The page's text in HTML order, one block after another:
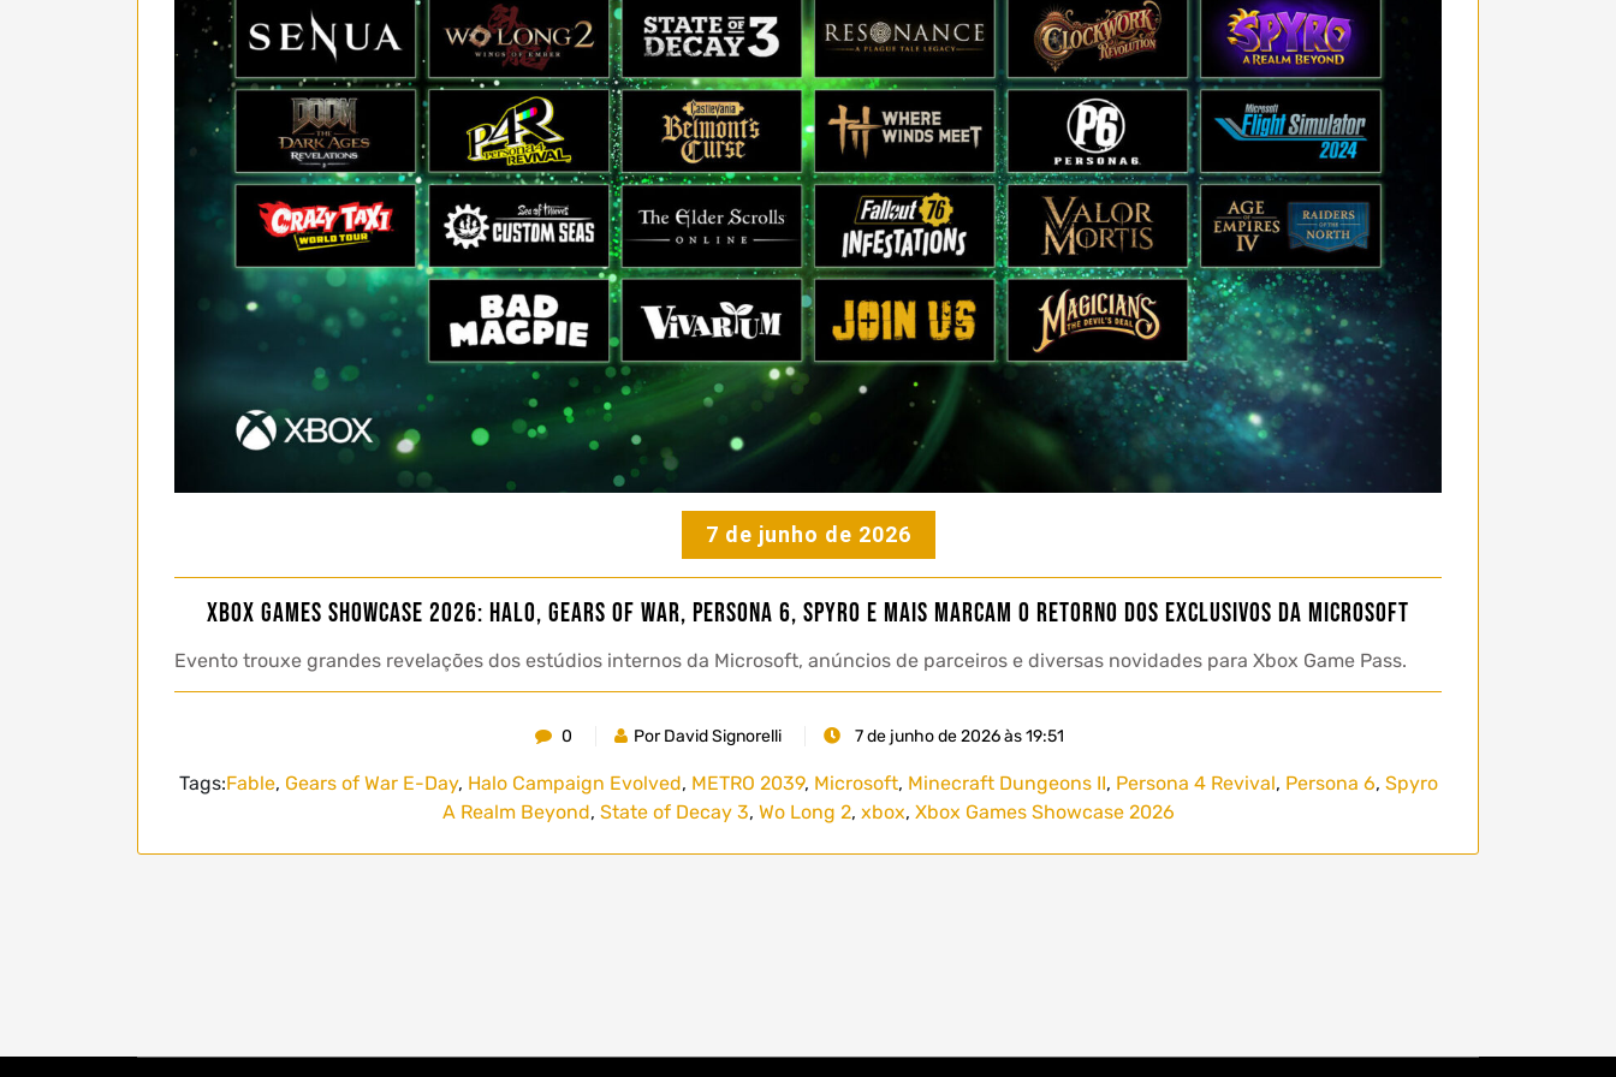
7 de junho de 2026
Xbox Games Showcase 2026: Halo, Gears of War, Persona 6, Spyro e mais marcam o retorno dos exclusivos da Microsoft
Evento trouxe grandes revelações dos estúdios internos da Microsoft, anúncios de parceiros e diversas novidades para Xbox Game Pass.
0 Por David Signorelli 7 de junho de 2026 às 19:51
Tags:Fable, Gears of War E-Day, Halo Campaign Evolved, METRO 2039, Microsoft, Minecraft Dungeons II, Persona 4 Revival, Persona 6, Spyro
A Realm Beyond, State of Decay 3, Wo Long 2, xbox, Xbox Games Showcase 2026